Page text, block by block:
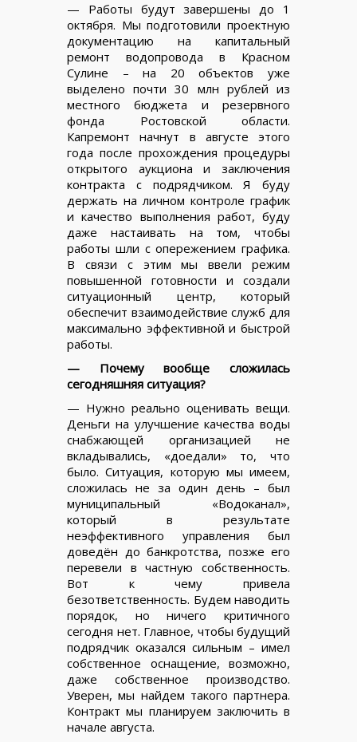
— Работы будут завершены до 1
октября. Мы подготовили проектную
документацию на капитальный
ремонт водопровода в Красном
Сулине – на 20 объектов уже
выделено почти 30 млн рублей из
местного бюджета и резервного
фонда Ростовской области.
Капремонт начнут в августе этого
года после прохождения процедуры
открытого аукциона и заключения
контракта с подрядчиком. Я буду
держать на личном контроле график
и качество выполнения работ, буду
даже настаивать на том, чтобы
работы шли с опережением графика.
В связи с этим мы ввели режим
повышенной готовности и создали
ситуационный центр, который
обеспечит взаимодействие служб для
максимально эффективной и быстрой
работы.
— Почему вообще сложилась
сегодняшняя ситуация?
— Нужно реально оценивать вещи.
Деньги на улучшение качества воды
снабжающей организацией не
вкладывались, «доедали» то, что
было. Ситуация, которую мы имеем,
сложилась не за один день – был
муниципальный «Водоканал»,
который в результате
неэффективного управления был
доведён до банкротства, позже его
перевели в частную собственность.
Вот к чему привела
безответственность. Будем наводить
порядок, но ничего критичного
сегодня нет. Главное, чтобы будущий
подрядчик оказался сильным – имел
собственное оснащение, возможно,
даже собственное производство.
Уверен, мы найдем такого партнера.
Контракт мы планируем заключить в
начале августа.